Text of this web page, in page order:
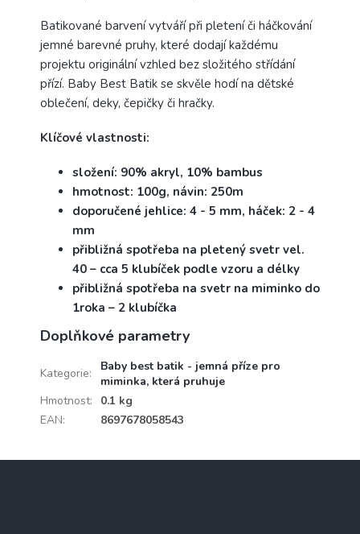
Batikované barvení vytváří při pletení či háčkování
jemné barevné pruhy, které dodají každému
projektu originální vzhled bez složitého střídání
přízí. Baby Best Batik se skvěle hodí na dětské
oblečení, deky, čepičky či hračky.
Klíčové vlastnosti:
složení: 90% akryl, 10% bambus
hmotnost: 100g, návin: 250m
doporučené jehlice: 4 - 5 mm, háček: 2 - 4
mm
přibližná spotřeba na pletený svetr vel.
40 – cca 5 klubíček podle vzoru a délky
přibližná spotřeba na svetr na miminko do
1roka – 2 klubíčka
Doplňkové parametry
Kategorie:
Baby best batik - jemná příze pro
miminka, která pruhuje
Hmotnost:
0.1 kg
EAN: 8697678058543